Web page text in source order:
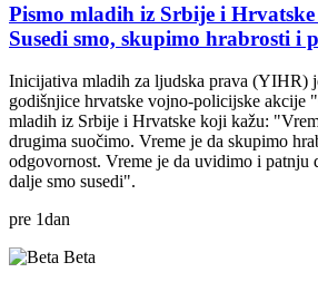
Pismo mladih iz Srbije i
Susedi smo, skupimo hrabrosti i
Inicijativa mladih za ljudska prava (YIHR)
godišnjice hrvatske vojno-policijske akcije
mladih iz Srbije i Hrvatske koji kažu:
drugima suočimo. Vreme je da skupimo
odgovornost. Vreme je da uvidimo i patnju
dalje smo susedi".
pre 1dan
Beta